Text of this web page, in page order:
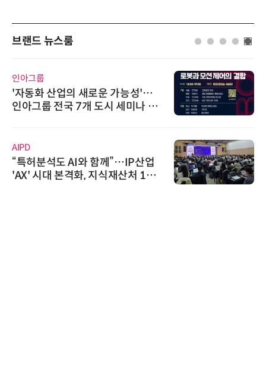
브랜드 뉴스룸
성'…
나 페
산업
1호
씨앤에프시스템
씨앤에프시스템, 오웬스그룹
공 ERP·DX 사업 협력
위고페어, 서울AI허브 '2026
환(AX) 지원사업' 컨소시엄